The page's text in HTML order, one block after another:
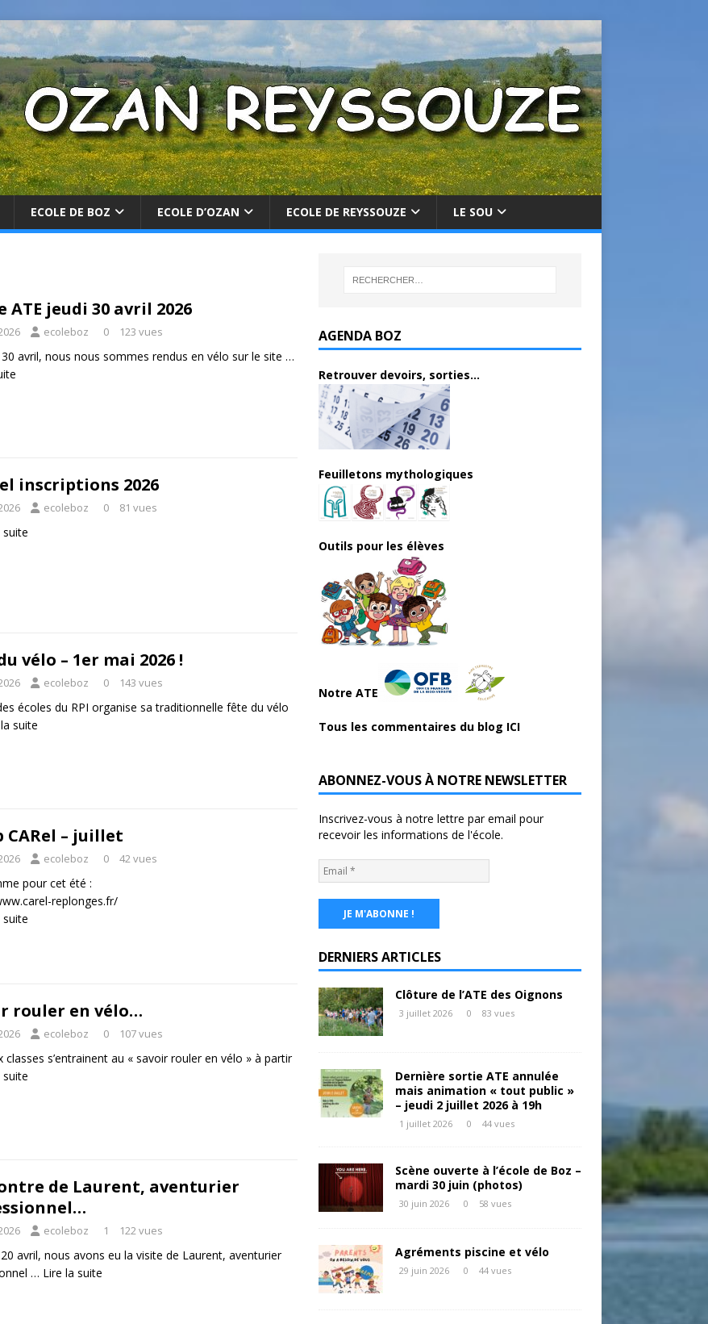
ECOLE DE BOZ ECOLE D’OZAN ECOLE DE REYSSOUZE LE SOU
ATE jeudi 30 avril 2026
ecoleboz 0 123 vues
avril, nous nous sommes rendus en vélo sur le site …
inscriptions 2026
ecoleboz 0 81 vues
suite
vélo – 1er mai 2026 !
ecoleboz 0 143 vues
écoles du RPI organise sa traditionnelle fête du vélo
suite
CARel – juillet
ecoleboz 0 42 vues
pour cet été :
replonges.fr/
suite
rouler en vélo…
ecoleboz 0 107 vues
classes s’entrainent au « savoir rouler en vélo » à partir
suite
de Laurent, aventurier
ecoleboz 1 122 vues
avril, nous avons eu la visite de Laurent, aventurier
… Lire la suite
AGENDA BOZ
Retrouver devoirs, sorties...
Feuilletons mythologiques
Outils pour les élèves
Notre ATE
Tous les commentaires du blog ICI
ABONNEZ-VOUS À NOTRE NEWSLETTER
Inscrivez-vous à notre lettre par email pour
recevoir les informations de l'école.
DERNIERS ARTICLES
Clôture de l’ATE des Oignons
3 juillet 2026 0 83 vues
Dernière sortie ATE annulée
mais animation « tout public »
– jeudi 2 juillet 2026 à 19h
1 juillet 2026 0 44 vues
Scène ouverte à l’école de Boz –
mardi 30 juin (photos)
30 juin 2026 0 58 vues
Agréments piscine et vélo
29 juin 2026 0 44 vues